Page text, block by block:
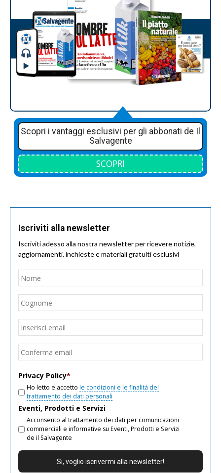
Scopri i vantaggi esclusivi per gli abbonati de Il
Salvagente
SCOPRI
Iscriviti alla newsletter
Iscriviti adesso alla nostra newsletter per ricevere notizie,
aggiornamenti, inchieste e materiali gratuiti esclusivi
Nome
Email
Privacy Policy*
Ho letto e accetto le condizioni e le finalità del
trattamento dei dati personali
Eventi, Prodotti e Servizi
Acconsento al trattamento dei dati per comunicazioni
commerciali e informative su Eventi, Prodotti e Servizi
de il Salvagente